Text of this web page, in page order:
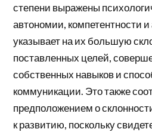
степени выражены
автономии, компетентности
указывает на их большую
поставленных целей,
собственных навыков и
коммуникации. Это также
предположением о
к развитию, поскольку